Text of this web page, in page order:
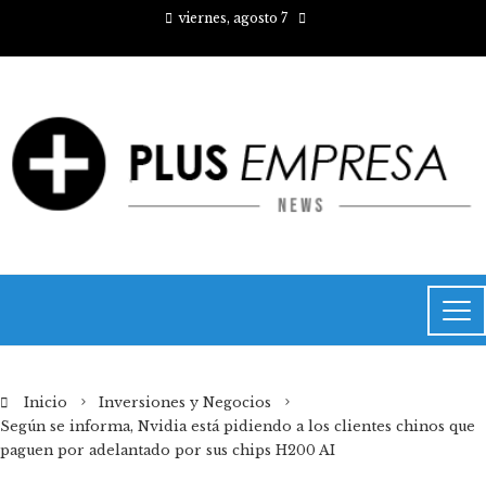
viernes, agosto 7
Inicio
Inversiones y Negocios
Según se informa, Nvidia está pidiendo a los clientes chinos que
paguen por adelantado por sus chips H200 AI